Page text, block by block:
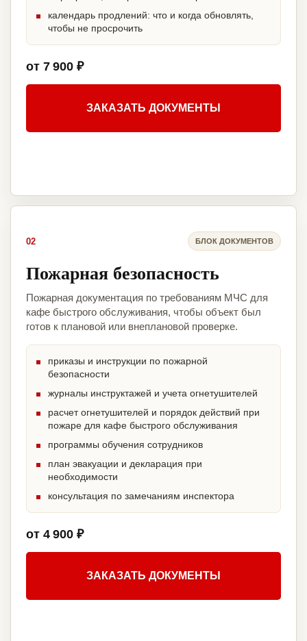
календарь продлений: что и когда обновлять,
чтобы не просрочить
от 7 900 ₽
ЗАКАЗАТЬ ДОКУМЕНТЫ
02 БЛОК ДОКУМЕНТОВ
Пожарная безопасность
Пожарная документация по требованиям МЧС для
кафе быстрого обслуживания, чтобы объект был
готов к плановой или внеплановой проверке.
приказы и инструкции по пожарной
безопасности
журналы инструктажей и учета огнетушителей
расчет огнетушителей и порядок действий при
пожаре для кафе быстрого обслуживания
программы обучения сотрудников
план эвакуации и декларация при
необходимости
консультация по замечаниям инспектора
от 4 900 ₽
ЗАКАЗАТЬ ДОКУМЕНТЫ